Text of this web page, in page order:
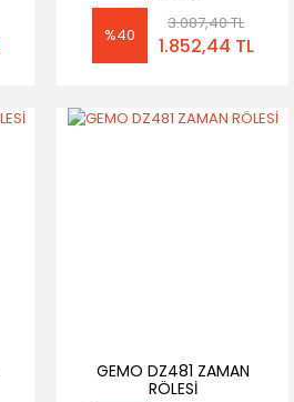
%40
3.087,40 TL
1.852,44 TL
GEMO DZ481 ZAMAN
RÖLESİ